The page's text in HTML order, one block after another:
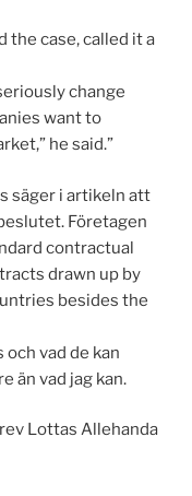
the case, called it a
change
want to
he said.”
säger i artikeln att
Företagen
contractual
drawn up by
besides the
vad de kan
än vad jag kan.
Lottas Allehanda